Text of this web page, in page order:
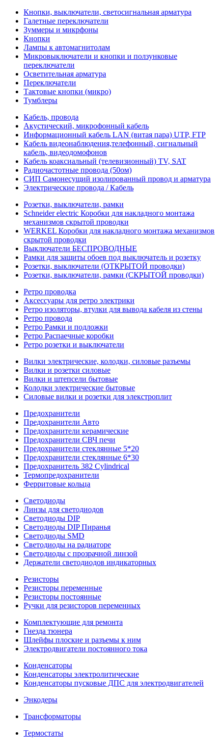
Кнопки, выключатели, светосигнальная арматура
Галетные переключатели
Зуммеры и микрфоны
Кнопки
Лампы к автомагнитолам
Микровыключатели и кнопки и ползунковые
переключатели
Осветительная арматура
Переключатели
Тактовые кнопки (микро)
Тумблеры
Кабель, провода
Акустический, микрофонный кабель
Информационный кабель LAN (витая пара) UTP, FTP
Кабель видеонаблюдения,телефонный, сигнальный
кабель, видеодомофонов
Кабель коаксиальный (телевизионный) TV, SAT
Радиочастотные провода (50ом)
СИП Самонесущий изолированный провод и арматура
Электрические провода / Кабель
Розетки, выключатели, рамки
Schneider electric Коробки для накладного монтажа
механизмов скрытой проводки
WERKEL Коробки для накладного монтажа механизмов
скрытой проводки
Выключатели БЕСПРОВОДНЫЕ
Рамки для защиты обоев под выключатель и розетку
Розетки, выключатели (ОТКРЫТОЙ проводки)
Розетки, выключатели, рамки (СКРЫТОЙ проводки)
Ретро проводка
Аксессуары для ретро электрики
Ретро изоляторы, втулки для вывода кабеля из стены
Ретро провода
Ретро Рамки и подложки
Ретро Распаечные коробки
Ретро розетки и выключатели
Вилки электрические, колодки, силовые разъемы
Вилки и розетки силовые
Вилки и штепсели бытовые
Колодки электрические бытовые
Силовые вилки и розетки для элекстроплит
Предохранители
Предохранители Авто
Предохранители керамические
Предохранители СВЧ печи
Предохранители стеклянные 5*20
Предохранители стеклянные 6*30
Предохранитель 382 Cylindrical
Термопредохранители
Ферритовые кольца
Светодиоды
Линзы для светодиодов
Светодиоды DIP
Светодиоды DIP Пиранья
Светодиоды SMD
Светодиоды на радиаторе
Светодиоды с прозрачной линзой
Держатели светодиодов индикаторных
Резисторы
Резисторы переменные
Резисторы постоянные
Ручки для резисторов переменных
Комплектующие для ремонта
Гнезда тюнера
Шлейфы плоские и разъемы к ним
Электродвигатели постоянного тока
Конденсаторы
Конденсаторы электролитические
Конденсаторы пусковые ДПС для электродвигателей
Энкодеры
Трансформаторы
Термостаты